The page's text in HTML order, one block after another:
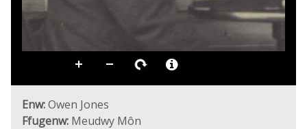
Enw:Owen Jones
Ffugenw: Meudwy Môn